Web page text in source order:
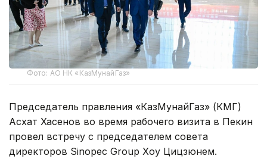
Фото: АО НК «КазМунайГаз»
Председатель правления «КазМунайГаз» (КМГ)
Асхат Хасенов во время рабочего визита в Пекин
провел встречу с председателем совета
директоров Sinopec Group Хоу Цицзюнем.